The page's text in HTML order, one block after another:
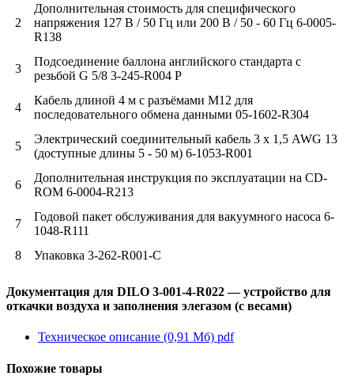
2
Дополнительная стоимость для специфического
напряжения 127 В / 50 Гц или 200 В / 50 - 60 Гц 6-0005-
R138
3
Подсоединение баллона английского стандарта с
резьбой G 5/8 3-245-R004 P
4
Кабель длиной 4 м с разъёмами М12 для
последовательного обмена данными 05-1602-R304
5
Электрический соединительный кабель 3 х 1,5 AWG 13
(доступные длины 5 - 50 м) 6-1053-R001
6
Дополнительная инструкция по эксплуатации на CD-
ROM 6-0004-R213
7
Годовой пакет обслуживания для вакуумного насоса 6-
1048-R111
8
Упаковка 3-262-R001-C
Документация для DILO 3-001-4-R022 — устройство для
откачки воздуха и заполнения элегазом (с весами)
Техническое описание (0,91 Мб) pdf
Похожие товары